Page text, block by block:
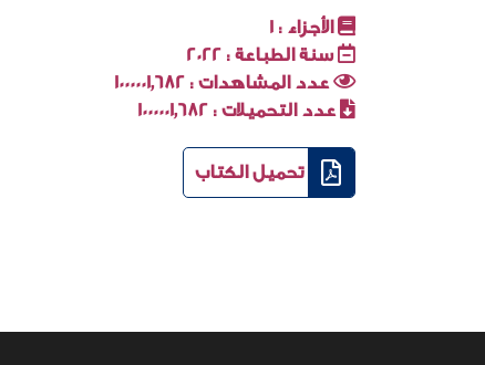
الأجزاء : 1
سنة الطباعة : 2022
عدد المشاهدات : 1000001٬682
عدد التحميلات : 1000001٬682
تحميل الكتاب